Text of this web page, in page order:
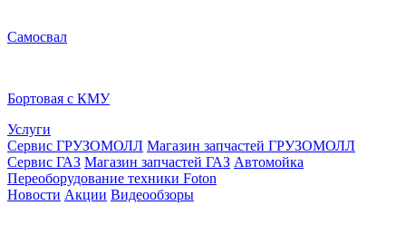
Самосвал
Бортовая с КМУ
Услуги
Сервис ГРУЗОМОЛЛ Магазин запчастей ГРУЗОМОЛЛ
Сервис ГАЗ Магазин запчастей ГАЗ Автомойка
Переоборудование техники Foton
Новости Акции Видеообзоры